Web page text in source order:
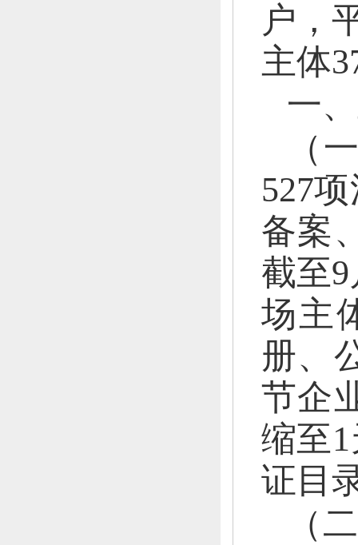
户，
主体
一、
（
527
备案
截至
场主
册、
节企
缩至
证目
（